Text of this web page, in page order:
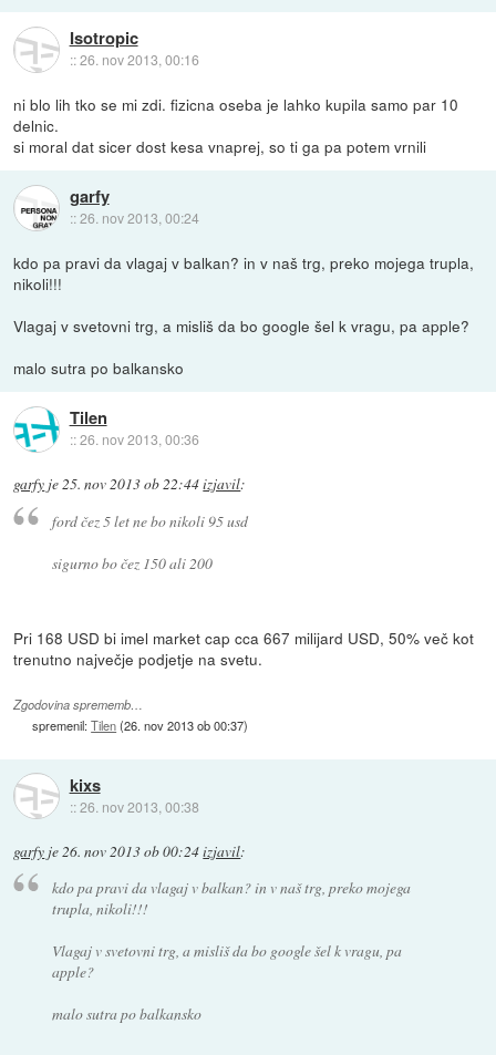
Isotropic
::26. nov 2013, 00:16
ni blo lih tko se mi zdi. fizicna oseba je lahko kupila samo par 10
delnic.
si moral dat sicer dost kesa vnaprej, so ti ga pa potem vrnili
garfy
::26. nov 2013, 00:24
kdo pa pravi da vlagaj v balkan? in v naš trg, preko mojega trupla,
nikoli!!!
Vlagaj v svetovni trg, a misliš da bo google šel k vragu, pa apple?
malo sutra po balkansko
Tilen
::26. nov 2013, 00:36
garfy je25. nov 2013 ob 22:44izjavil:
ford čez 5 let ne bo nikoli 95 usd
sigurno bo čez 150 ali 200
Pri 168 USD bi imel market cap cca 667 milijard USD, 50% več kot
trenutno največje podjetje na svetu.
Zgodovina sprememb…
spremenil:Tilen(26. nov 2013 ob 00:37)
kixs
::26. nov 2013, 00:38
garfy je 26. nov 2013 ob 00:24izjavil:
kdo pa pravi da vlagaj v balkan? in v naš trg, preko mojega
trupla, nikoli!!!
Vlagaj v svetovni trg, a misliš da bo google šel k vragu, pa
apple?
malo sutra po balkansko